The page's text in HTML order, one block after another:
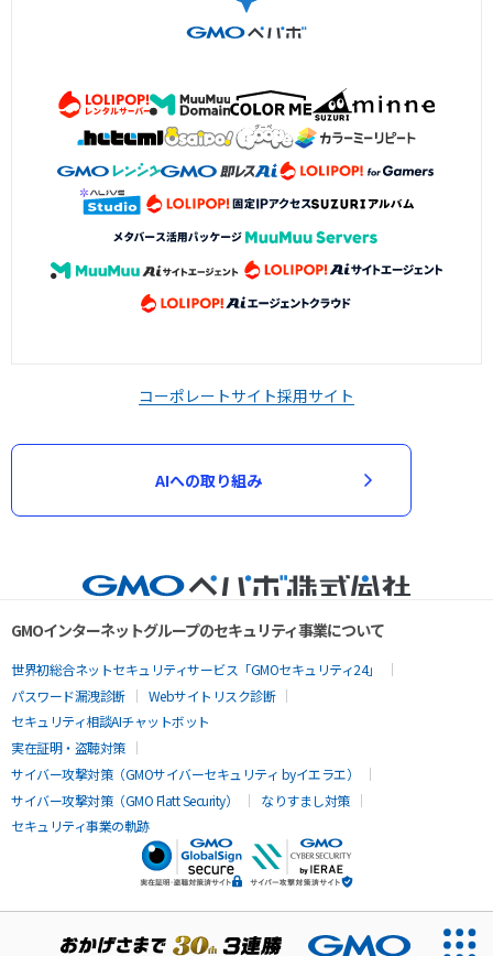
コーポレートサイト採用サイト
AIへの取り組み
GMOインターネットグループのセキュリティ事業について
世界初総合ネットセキュリティサービス「GMOセキュリティ24」
パスワード漏洩診断
Webサイトリスク診断
セキュリティ相談AIチャットボット
実在証明・盗聴対策
サイバー攻撃対策（GMOサイバーセキュリティ byイエラエ）
サイバー攻撃対策（GMO Flatt Security）
なりすまし対策
セキュリティ事業の軌跡